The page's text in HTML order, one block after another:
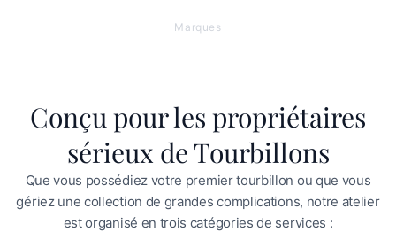
Marques
Conçu pour les propriétaires
sérieux de Tourbillons
Que vous possédiez votre premier tourbillon ou que vous
gériez une collection de grandes complications, notre atelier
est organisé en trois catégories de services :